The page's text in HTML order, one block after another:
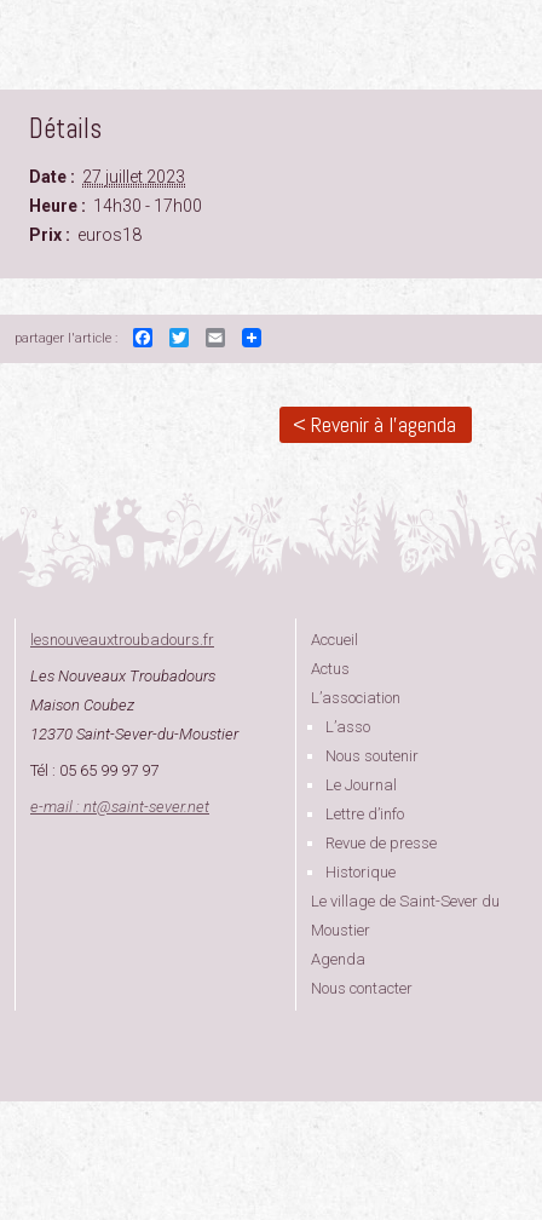
Détails
Date : 27 juillet 2023
Heure : 14h30 - 17h00
Prix : euros18
partager l'article : Facebook
TwitterEmail
< Revenir à l'agenda
lesnouveauxtroubadours.fr
Les Nouveaux Troubadours
Maison Coubez
12370 Saint-Sever-du-Moustier
Tél : 05 65 99 97 97
e-mail : nt@saint-sever.net
Accueil
Actus
L’association
L’asso
Nous soutenir
Le Journal
Lettre d’info
Revue de presse
Historique
Le village de Saint-Sever du
Moustier
Agenda
Nous contacter